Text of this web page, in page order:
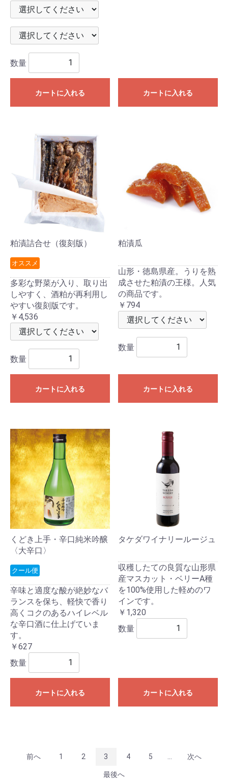
数量
カートに入れる カートに入れる
粕漬詰合せ（復刻版）
オススメ
多彩な野菜が入り、取り出
しやすく、酒粕が再利用し
やすい復刻版です。
￥4,536
数量
カートに入れる
粕漬瓜
山形・徳島県産。うりを熟
成させた粕漬の王様。人気
の商品です。
￥794
数量
カートに入れる
くどき上手・辛口純米吟醸
〈大辛口〉
クール便
辛味と適度な酸が絶妙なバ
ランスを保ち、軽快で香り
高くコクのあるハイレベル
な辛口酒に仕上げていま
す。
￥627
数量
カートに入れる
タケダワイナリールージュ
収穫したての良質な山形県
産マスカット・ベリーA種
を100%使用した軽めのワ
インです。
￥1,320
数量
カートに入れる
前へ 1 2 3 4 5 次へ
最後へ